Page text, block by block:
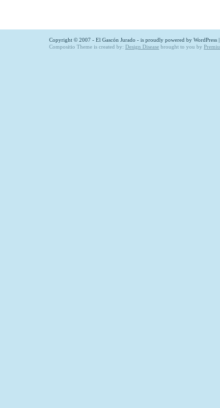
Copyright © 2007 - El Gascón Jurado - is proudly powered by WordPress |
Compositio Theme is created by: Design Disease brought to you by